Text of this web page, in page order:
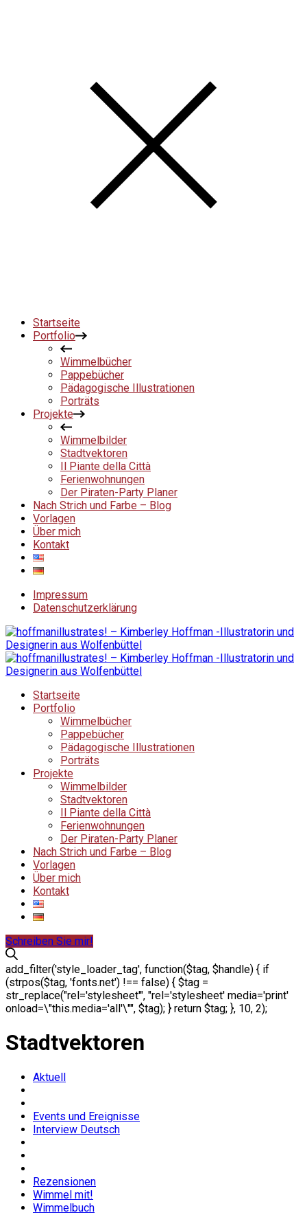
Startseite
Portfolio
Wimmelbücher
Pappebücher
Pädagogische Illustrationen
Porträts
Projekte
Wimmelbilder
Stadtvektoren
Il Piante della Città
Ferienwohnungen
Der Piraten-Party Planer
Nach Strich und Farbe – Blog
Vorlagen
Über mich
Kontakt
Impressum
Datenschutzerklärung
Startseite
Portfolio
Wimmelbücher
Pappebücher
Pädagogische Illustrationen
Porträts
Projekte
Wimmelbilder
Stadtvektoren
Il Piante della Città
Ferienwohnungen
Der Piraten-Party Planer
Nach Strich und Farbe – Blog
Vorlagen
Über mich
Kontakt
Schreiben Sie mir!
add_filter('style_loader_tag', function($tag, $handle) { if
(strpos($tag, 'fonts.net') !== false) { $tag =
str_replace("rel='stylesheet'", "rel='stylesheet' media='print'
onload=\"this.media='all'\"", $tag); } return $tag; }, 10, 2);
Stadtvektoren
Aktuell
Events und Ereignisse
Interview Deutsch
Rezensionen
Wimmel mit!
Wimmelbuch